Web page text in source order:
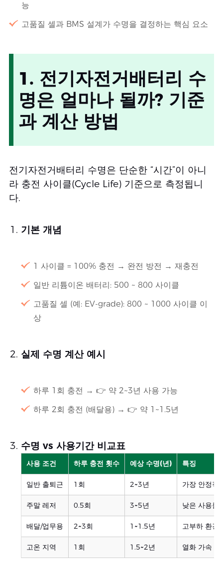
능
고품질 셀과 BMS 설계가 수명을 결정하는 핵심 요소
1. 전기자전거배터리 수
명은 얼마나 될까? 기준
과 계산 방법
전기자전거배터리 수명은 단순한 “시간”이 아니
라 충전 사이클(Cycle Life) 기준으로 측정됩니
다.
기본 개념
1 사이클 = 100% 충전 → 완전 방전 → 재충전
일반 리튬이온 배터리: 500 ~ 800 사이클
고품질 셀 (예: EV-grade): 800 ~ 1000 사이클 이
상
실제 수명 계산 예시
하루 1회 충전 → 👉 약 2~3년 사용 가능
하루 2회 충전 (배달용) → 👉 약 1~1.5년
수명 vs 사용기간 비교표
사용 조건 하루 충전 횟수 예상 수명(년) 특징
일반 출퇴근 1회 2~3년 가장 안정적
주말 레저 0.5회 3~5년 낮은 사용률
배달/업무용 2~3회 1~1.5년 고부하 환경
고온 지역 1회 1.5~2년 열화 가속